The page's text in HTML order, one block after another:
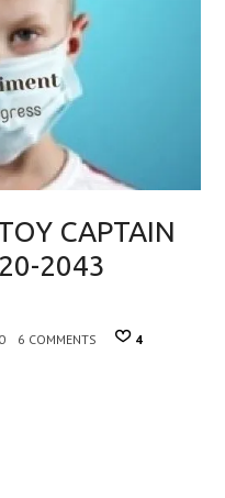
CAPTAIN
2043
6 COMMENTS 4